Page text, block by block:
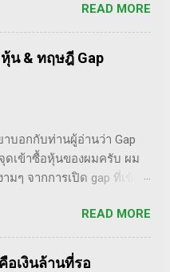
50% โดยไม่ตื่นตระหนก"
จะไม่ตระหนกเมื่อราคาหุ้น
าดทุนไปแค่ 10% เอง แต่
ารหนึ่งก็คือเรื่องนี้แหละครับ
ะต้องการเล่นแบบเทรดเดิ้ง
รอบเวลาหนึ...
นานก็คือชื่อ "Trade Like an
We Made Over 18,000%
ที่เขียนร่วมกับ Dr.Chris
In The Trading Cockpit
to Make Money Selling
วย ผมเองก็เคยแปลงานของ
รื่องด้วยกันนะ อาทิ -
Buy Point 10 ข้อ สรุปก็คือ ผม
นั่นเองครับ ง่ายๆเลย ที่
มีอาจารย์ร่วมกันก็คือ ปู่โอ
READ MORE
น & ทฤษฎี Gap
บอกกับท่านผู้อ่านว่า Gap
ดเข้าซื้อหุ้นของผมครับ ผม
มๆ จากการเปิด gap ที่เข้า
ส่งสัญญาณซื้อ แบบเปิด gap
งกระนั้น มันก็ไม่ได้เป๊ะทุก
วเกินครึ่ง เราต้องคอยคัดตัว
READ MORE
อเงินล้านที่รอ